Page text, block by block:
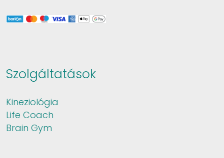
Szolgáltatások
Kineziológia
Life Coach
Brain Gym